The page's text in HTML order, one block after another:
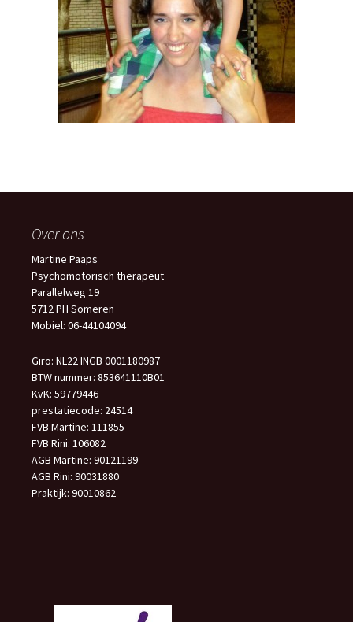
Over ons
Martine Paaps
Psychomotorisch therapeut
Parallelweg 19
5712 PH Someren
Mobiel: 06-44104094
Giro: NL22 INGB 0001180987
BTW nummer: 853641110B01
KvK: 59779446
prestatiecode: 24514
FVB Martine: 111855
FVB Rini: 106082
AGB Martine: 90121199
AGB Rini: 90031880
Praktijk: 90010862